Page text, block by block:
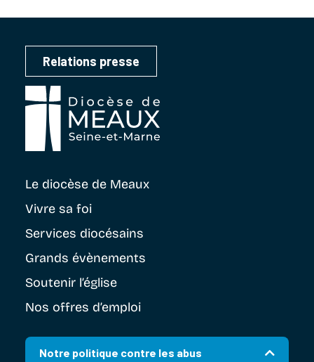
Relations presse
Le diocèse de Meaux
Vivre sa foi
Services diocésains
Grands évènements
Soutenir l’église
Nos offres d’emploi
Notre politique contre les abus